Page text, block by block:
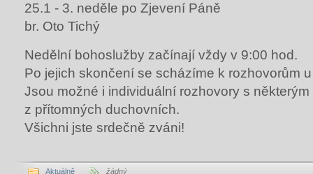
25.1 - 3. neděle po Zjevení Páně
br. Oto Tichý
Nedělní bohoslužby začínají vždy v 9:00 hod.
Po jejich skončení se scházíme k rozhovorům
Jsou možné i individuální rozhovory s některým
z přítomných duchovních.
Všichni jste srdečně zváni!
Aktuálně žádný